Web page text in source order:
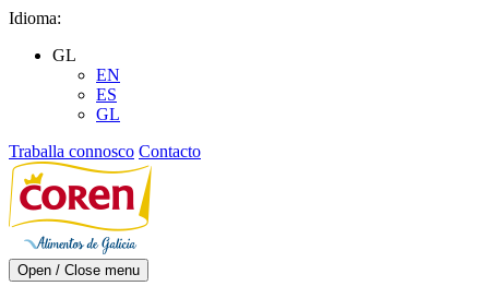
Skip
content
Idioma:
GL
EN
ES
GL
Traballa connosco Contacto
Open / Close menu